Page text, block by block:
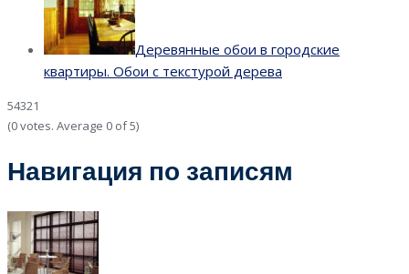
Деревянные обои в городские
квартиры. Обои с текстурой дерева
54321
(0 votes. Average 0 of 5)
Навигация по записям